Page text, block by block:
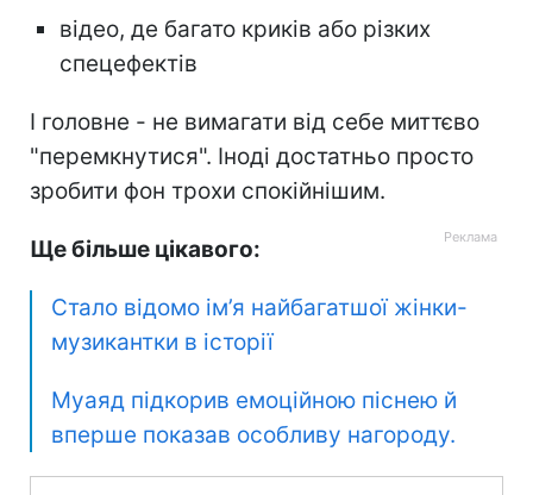
відео, де багато криків або різких
спецефектів
І головне - не вимагати від себе миттєво
"перемкнутися". Іноді достатньо просто
зробити фон трохи спокійнішим.
Ще більше цікавого:
Стало відомо ім’я найбагатшої жінки-
музикантки в історії
Муаяд підкорив емоційною піснею й
вперше показав особливу нагороду.